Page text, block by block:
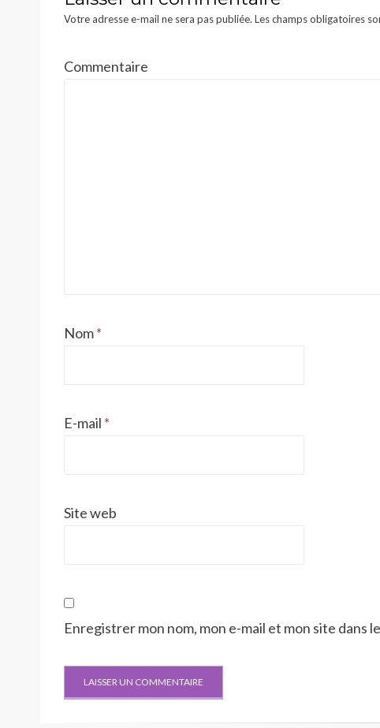
Votre adresse e-mail ne sera pas publiée. Les champs obligatoires
Commentaire
Nom*
E-mail *
Site web
Enregistrer mon nom, mon e-mail et mon site dans